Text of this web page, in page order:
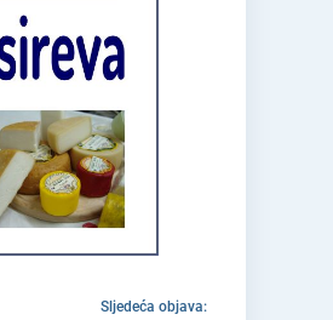
Sljedeća objava: